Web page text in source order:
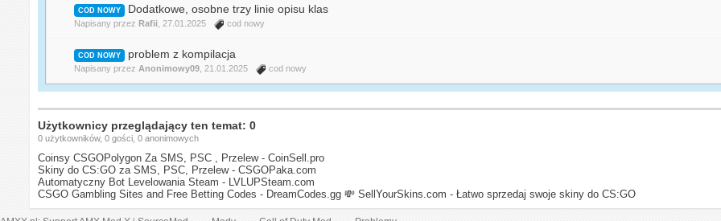
COD NOWY Dodatkowe, osobne trzy linie opisu klas
Napisany przez Rafii , 27.01.2025 cod nowy
COD NOWY problem z kompilacja
Napisany przez Anonimowy09 , 21.01.2025 cod nowy
Użytkownicy przeglądający ten temat: 0
0 użytkowników, 0 gości, 0 anonimowych
Coinsy CSGOPolygon Za SMS, PSC , Przelew - CoinSell.pro
Skiny do CS:GO za SMS, PSC, Przelew - CSGOPaka.com
Automatyczny Bot Levelowania Steam - LVLUPSteam.com
CSGO Gambling Sites and Free Betting Codes - DreamCodes.gg 💸 SellYourSkins.com - Łatwo sprzedaj swoje skiny do CS:GO